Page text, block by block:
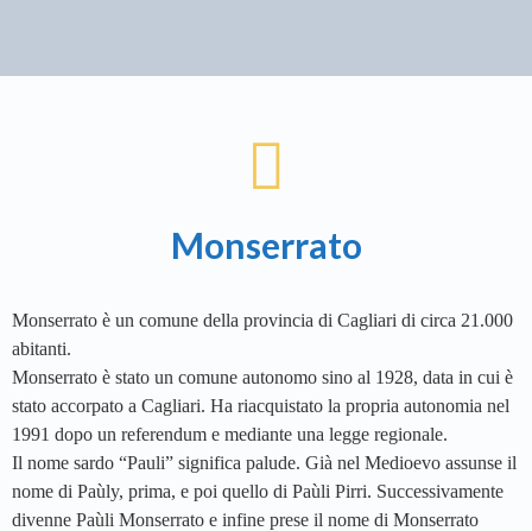
Monserrato
Monserrato è un comune della provincia di Cagliari di circa 21.000
abitanti.
Monserrato è stato un comune autonomo sino al 1928, data in cui è
stato accorpato a Cagliari. Ha riacquistato la propria autonomia nel
1991 dopo un referendum e mediante una legge regionale.
Il nome sardo “Pauli” significa palude. Già nel Medioevo assunse il
nome di Paùly, prima, e poi quello di Paùli Pirri. Successivamente
divenne Paùli Monserrato e infine prese il nome di Monserrato